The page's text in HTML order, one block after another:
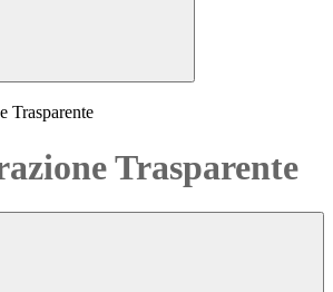
Trasparente
Trasparente